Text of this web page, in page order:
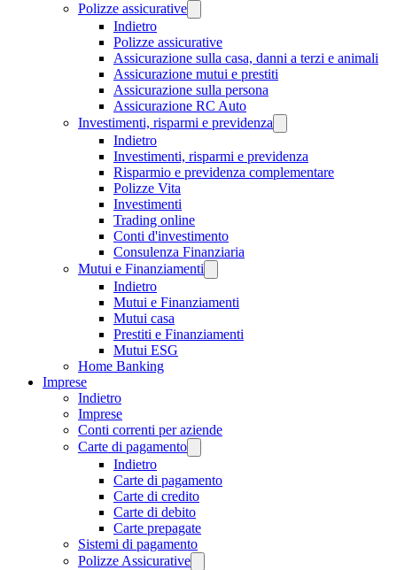
Polizze assicurative
Indietro
Polizze assicurative
Assicurazione sulla casa, danni a terzi e animali
Assicurazione mutui e prestiti
Assicurazione sulla persona
Assicurazione RC Auto
Investimenti, risparmi e previdenza
Indietro
Investimenti, risparmi e previdenza
Risparmio e previdenza complementare
Polizze Vita
Investimenti
Trading online
Conti d'investimento
Consulenza Finanziaria
Mutui e Finanziamenti
Indietro
Mutui e Finanziamenti
Mutui casa
Prestiti e Finanziamenti
Mutui ESG
Home Banking
Imprese
Indietro
Imprese
Conti correnti per aziende
Carte di pagamento
Indietro
Carte di pagamento
Carte di credito
Carte di debito
Carte prepagate
Sistemi di pagamento
Polizze Assicurative